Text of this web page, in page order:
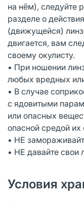
на нём), следуйте
разделе о
(движущейся)
двигается, вам
своему окулисту.
• При ношении
любых вредных
• В случае
с ядовитыми
или опасных
опасной средой их
• НЕ
• НЕ давайте
Условия